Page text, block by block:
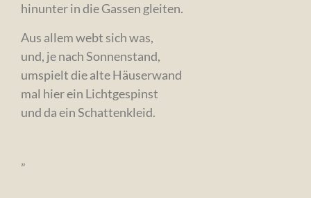
hinunter in die Gassen gleiten.
Aus allem webt sich was,
und, je nach Sonnenstand,
umspielt die alte Häuserwand
mal hier ein Lichtgespinst
und da ein Schattenkleid.
„